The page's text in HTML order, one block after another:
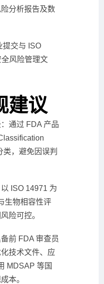
分析报告及数
提交与 ISO
风险管理文
建议
通过 FDA 产品
类，避免因误判
ISO 14971 为
生物相容性评
险可控。
前 FDA 审查员
技术文件、应
MDSAP 等国
本。